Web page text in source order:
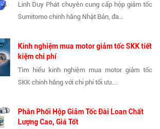
Linh Duy Phát chuyên cung cấp hộp giảm tốc
Sumitomo chính hãng Nhật Bản, đa...
Kinh nghiệm mua motor giảm tốc SKK tiết
kiệm chi phí
Tìm hiểu kinh nghiệm mua motor giảm tốc
SKK chính hãng với chi phí tối ưu....
Phân Phối Hộp Giảm Tốc Đài Loan Chất
Lượng Cao, Giá Tốt